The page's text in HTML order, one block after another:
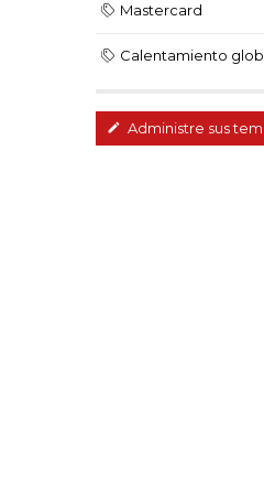
Mastercard
Calentamiento
Administre sus